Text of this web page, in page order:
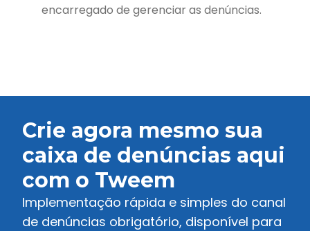
encarregado de gerenciar as denúncias.
Crie agora mesmo sua
caixa de denúncias aqui
com o Tweem
Implementação rápida e simples do canal
de denúncias obrigatório, disponível para